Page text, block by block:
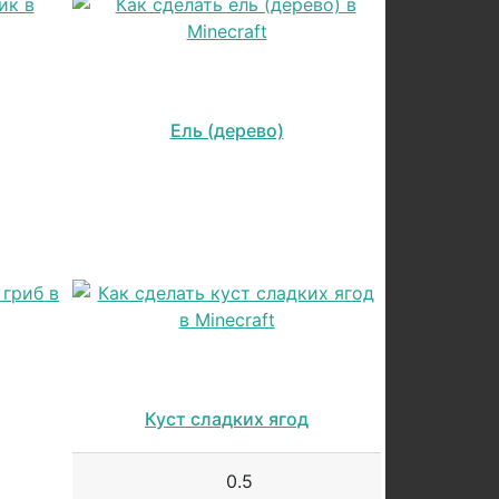
Ель (дерево)
Куст сладких ягод
0.5